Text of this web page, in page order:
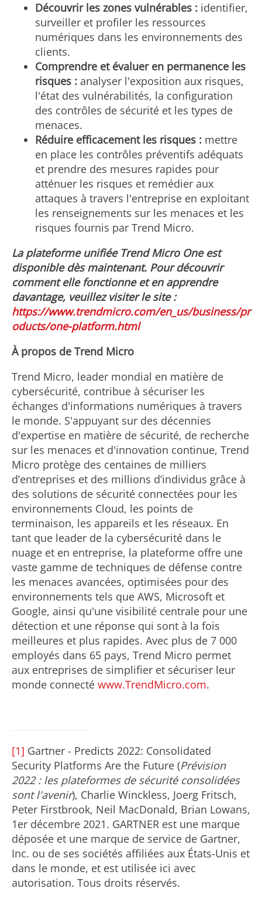
Découvrir les zones vulnérables : identifier,
surveiller et profiler les ressources
numériques dans les environnements des
clients.
Comprendre et évaluer en permanence les
risques : analyser l'exposition aux risques,
l'état des vulnérabilités, la configuration
des contrôles de sécurité et les types de
menaces.
Réduire efficacement les risques : mettre
en place les contrôles préventifs adéquats
et prendre des mesures rapides pour
atténuer les risques et remédier aux
attaques à travers l'entreprise en exploitant
les renseignements sur les menaces et les
risques fournis par Trend Micro.
La plateforme unifiée Trend Micro One est
disponible dès maintenant. Pour découvrir
comment elle fonctionne et en apprendre
davantage, veuillez visiter le site :
https://www.trendmicro.com/en_us/business/pr
oducts/one-platform.html
À propos de Trend Micro
Trend Micro, leader mondial en matière de
cybersécurité, contribue à sécuriser les
échanges d'informations numériques à travers
le monde. S'appuyant sur des décennies
d'expertise en matière de sécurité, de recherche
sur les menaces et d'innovation continue, Trend
Micro protège des centaines de milliers
d’entreprises et des millions d’individus grâce à
des solutions de sécurité connectées pour les
environnements Cloud, les points de
terminaison, les appareils et les réseaux. En
tant que leader de la cybersécurité dans le
nuage et en entreprise, la plateforme offre une
vaste gamme de techniques de défense contre
les menaces avancées, optimisées pour des
environnements tels que AWS, Microsoft et
Google, ainsi qu'une visibilité centrale pour une
détection et une réponse qui sont à la fois
meilleures et plus rapides. Avec plus de 7 000
employés dans 65 pays, Trend Micro permet
aux entreprises de simplifier et sécuriser leur
monde connecté www.TrendMicro.com.
[1] Gartner - Predicts 2022: Consolidated
Security Platforms Are the Future (Prévision
2022 : les plateformes de sécurité consolidées
sont l'avenir), Charlie Winckless, Joerg Fritsch,
Peter Firstbrook, Neil MacDonald, Brian Lowans,
1er décembre 2021. GARTNER est une marque
déposée et une marque de service de Gartner,
Inc. ou de ses sociétés affiliées aux États-Unis et
dans le monde, et est utilisée ici avec
autorisation. Tous droits réservés.